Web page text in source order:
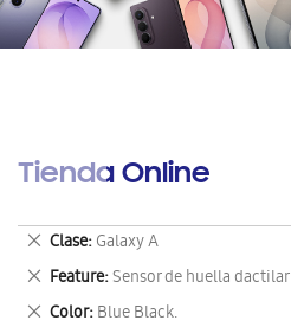
Tienda Online
Clase Galaxy A
Eliminar
este
artículo
Feature Sensor de huella dactilar
Eliminar
este
Color Blue Black.
Eliminar